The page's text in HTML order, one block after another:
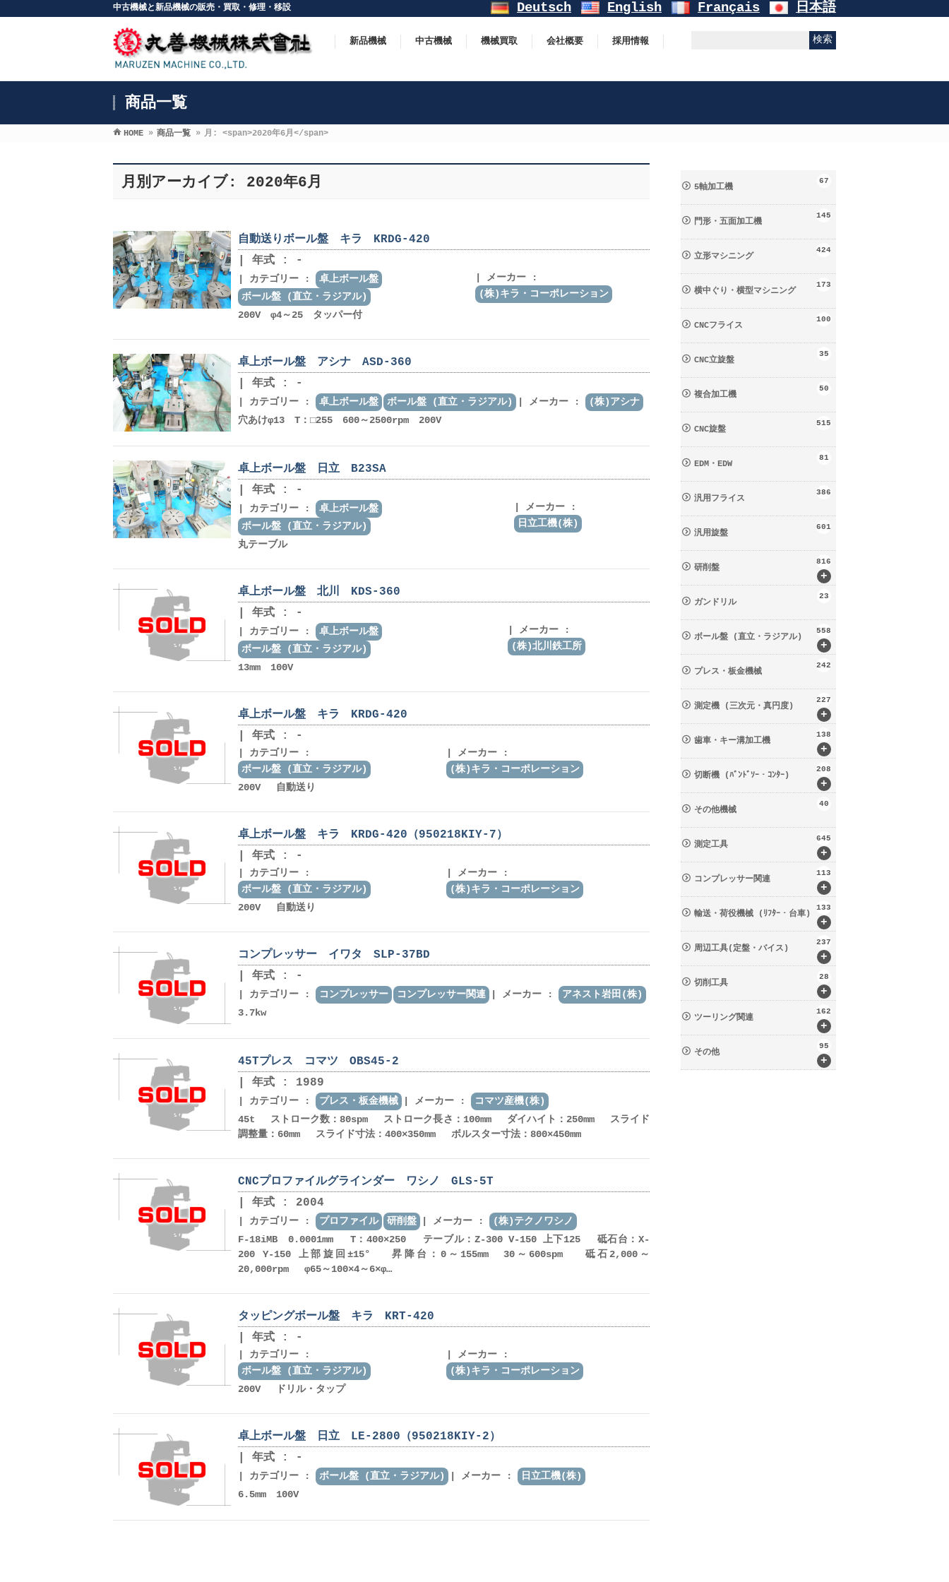
中古機械と新品機械の販売・買取・修理・移設 Deutsch English Français 日本語
新品機械 中古機械 機械買取 会社概要 採用情報
商品一覧
HOME » 商品一覧 » 月: <span>2020年6月</span>
月別アーカイブ: 2020年6月
自動送りボール盤 キラ KRDG-420
年式 : -
カテゴリー :
卓上ボール盤
ボール盤 (直立・ラジアル)
メーカー :
(株)キラ・コーポレーション
200V φ4～25 タッパー付
卓上ボール盤 アシナ ASD-360
年式 : -
カテゴリー : 卓上ボール盤 ボール盤 (直立・ラジアル) メーカー :
(株)アシナ
穴あけφ13 T：□255 600～2500rpm 200V
卓上ボール盤 日立 B23SA
年式 : -
カテゴリー :
卓上ボール盤
ボール盤 (直立・ラジアル)
メーカー :
日立工機(株)
丸テーブル
卓上ボール盤 北川 KDS-360
年式 : -
カテゴリー :
卓上ボール盤
ボール盤 (直立・ラジアル)
メーカー :
(株)北川鉄工所
13mm 100V
卓上ボール盤 キラ KRDG-420
年式 : -
カテゴリー :
ボール盤 (直立・ラジアル)
メーカー :
(株)キラ・コーポレーション
200V 自動送り
卓上ボール盤 キラ KRDG-420（950218KIY-7）
年式 : -
カテゴリー :
ボール盤 (直立・ラジアル)
メーカー :
(株)キラ・コーポレーション
200V 自動送り
コンプレッサー イワタ SLP-37BD
年式 : -
カテゴリー : コンプレッサー コンプレッサー関連 メーカー :
アネスト岩田(株)
3.7kw
45Tプレス コマツ OBS45-2
年式 : 1989
カテゴリー : プレス・板金機械 メーカー :
コマツ産機(株)
45t ストローク数：80spm ストローク長さ：100mm ダイハイト：250mm スライド
調整量：60mm スライド寸法：400×350mm ボルスター寸法：800×450mm
CNCプロファイルグラインダー ワシノ GLS-5T
年式 : 2004
カテゴリー : プロファイル 研削盤 メーカー :
(株)テクノワシノ
F-18iMB 0.0001mm T：400×250 テーブル：Z-300 V-150 上下125 砥石台：X-
200 Y-150 上部旋回±15° 昇降台：0～155mm 30～600spm 砥石2,000～
20,000rpm φ65～100×4～6×φ…
タッピングボール盤 キラ KRT-420
年式 : -
カテゴリー :
ボール盤 (直立・ラジアル)
メーカー :
(株)キラ・コーポレーション
200V ドリル・タップ
卓上ボール盤 日立 LE-2800（950218KIY-2）
年式 : -
カテゴリー : ボール盤 (直立・ラジアル) メーカー :
日立工機(株)
6.5mm 100V
5軸加工機
67
門形・五面加工機
145
立形マシニング
424
横中ぐり・横型マシニング
173
CNCフライス
100
CNC立旋盤
35
複合加工機
50
CNC旋盤
515
EDM・EDW
81
汎用フライス
386
汎用旋盤
601
+
研削盤
816
ガンドリル
23
+
ボール盤 (直立・ラジアル)
558
プレス・板金機械
242
+
測定機 (三次元・真円度)
227
+
歯車・キー溝加工機
138
+
切断機 (ﾊﾞﾝﾄﾞｿｰ・ｺﾝﾀｰ)
208
その他機械
40
+
測定工具
645
+
コンプレッサー関連
113
+
輸送・荷役機械 (ﾘﾌﾀｰ・台車)
133
+
周辺工具(定盤・バイス)
237
+
切削工具
28
+
ツーリング関連
162
+
その他
95